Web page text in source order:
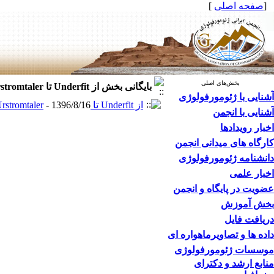
[صفحه اصلی ]
بخش‌های اصلی
آشنایی با ژئومورفولوژی
آشنایی با انجمن
اخبار رویدادها
کارگاه های میدانی انجمن
دانشنامه ژئومورفولوژی
اخبار علمی
عضویت در پایگاه و انجمن
بخش آموزش
دریافت فایل
داده ها و تصاویرماهواره ای
موسسات ژئومورفولوژی
منابع ارشد و دکترای
بایگانی بخش از Underfit تا Urstromtaler
از Underfit تا Urstromtaler
- 1396/8/16 -